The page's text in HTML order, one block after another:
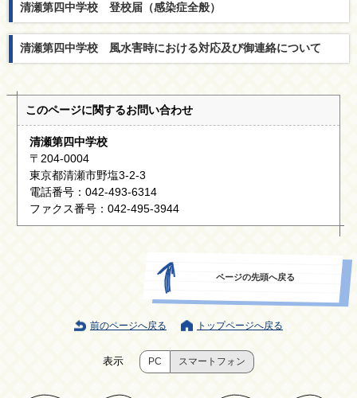
清瀬第四中学校 登校届（感染症全般）
清瀬第四中学校 風水害時における対応及び御連絡について
このページに関するお問い合わせ
清瀬第四中学校
〒204-0004
東京都清瀬市野塩3-2-3
電話番号：042-493-6314
ファクス番号：042-495-3944
ページの先頭へ戻る
前のページへ戻る トップページへ戻る
表示 PC スマートフォン